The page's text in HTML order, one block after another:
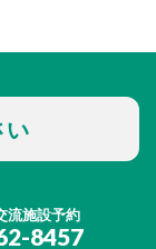
い
流施設予約
8457